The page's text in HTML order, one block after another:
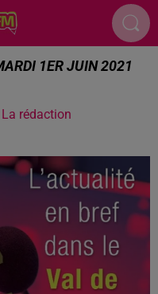
1ER JUIN 2021
rédaction